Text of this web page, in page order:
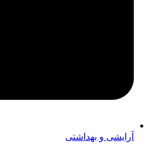
آرایشی و بهداشتی